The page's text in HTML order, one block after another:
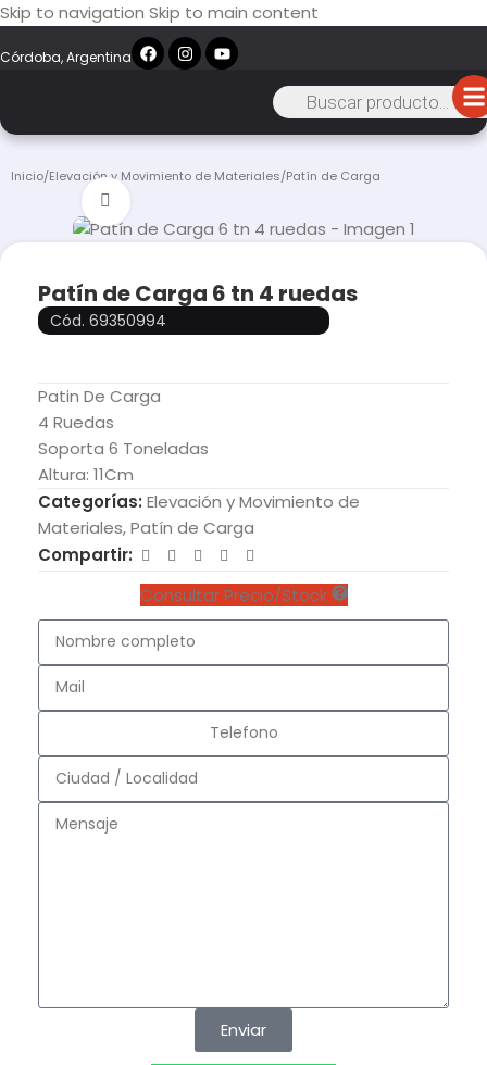
Skip to navigation Skip to main content
Córdoba, Argentina
Inicio/Elevación y Movimiento de Materiales/Patín de Carga
Patín de Carga 6 tn 4 ruedas
Cód. 69350994
Patin De Carga
4 Ruedas
Soporta 6 Toneladas
Altura: 11Cm
Categorías: Elevación y Movimiento de
Materiales,Patín de Carga
Compartir:
Consultar Precio/Stock
Enviar